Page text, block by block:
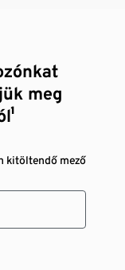
meg
kitöltendő mező